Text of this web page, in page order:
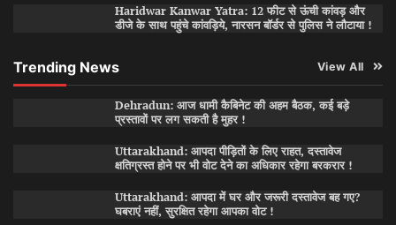
Haridwar Kanwar Yatra: 12 फीट से ऊंची कांवड़ और
डीजे के साथ पहुंचे कांवड़िये, नारसन बॉर्डर से पुलिस ने लौटाया !
Trending News View All
Dehradun: आज धामी कैबिनेट की अहम बैठक, कई बड़े
प्रस्तावों पर लग सकती है मुहर !
Uttarakhand: आपदा पीड़ितों के लिए राहत, दस्तावेज
क्षतिग्रस्त होने पर भी वोट देने का अधिकार रहेगा बरकरार !
Uttarakhand: आपदा में घर और जरूरी दस्तावेज बह गए?
घबराएं नहीं, सुरक्षित रहेगा आपका वोट !